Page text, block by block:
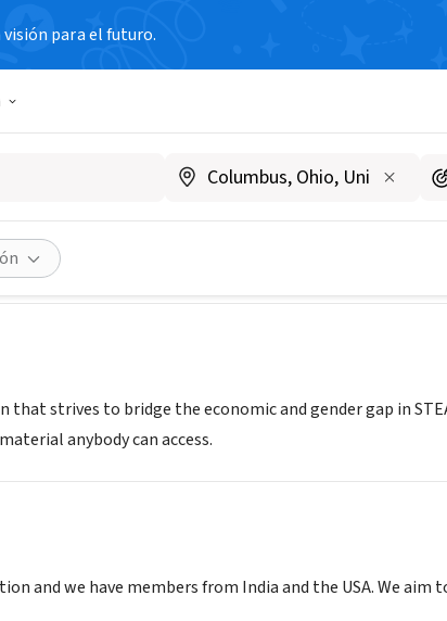
para el futuro.
main
that strives to bridge the economic and gender gap in
anybody can access.
and we have members from India and the USA. We